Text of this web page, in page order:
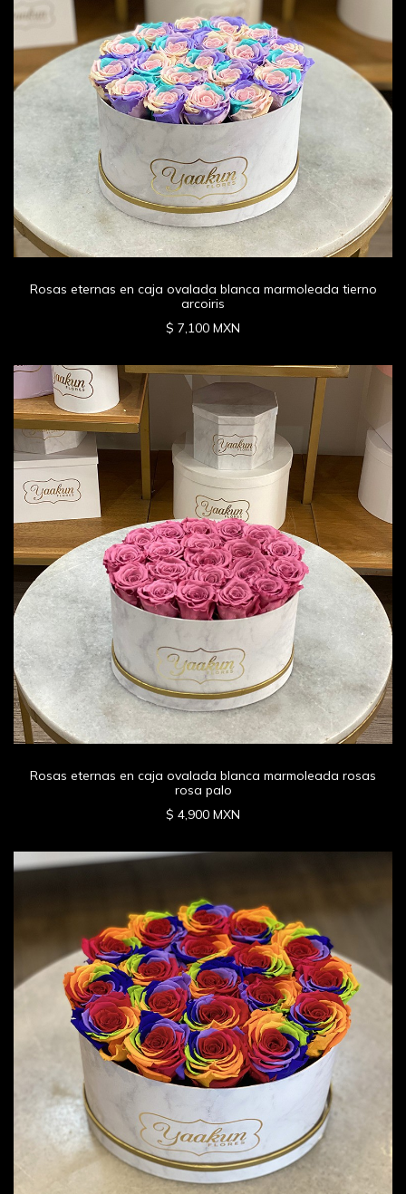
Rosas eternas en caja ovalada blanca marmoleada tierno
arcoiris
$ 7,100 MXN
Rosas eternas en caja ovalada blanca marmoleada rosas
rosa palo
$ 4,900 MXN